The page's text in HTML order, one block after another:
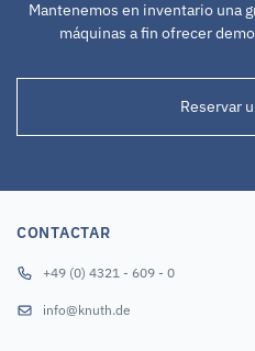
Mantenemos en inventario una
máquinas a fin ofrecer
Reservar
CONTACTAR
+49 (0) 4321 - 609 - 0
info@knuth.de